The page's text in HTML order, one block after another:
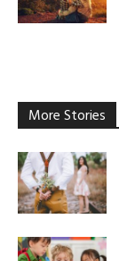
More Stories